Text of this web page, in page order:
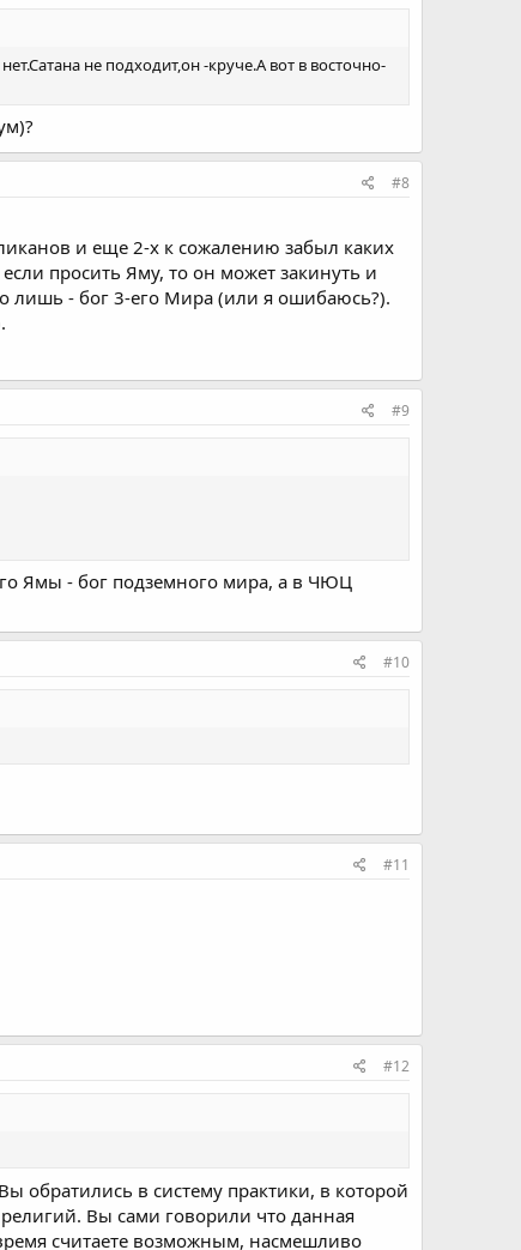
не подходит,он -круче.А вот в восточно-
#8
и еще 2-х к сожалению забыл каких
просить Яму, то он может закинуть и
лишь - бог 3-его Мира (или я ошибаюсь?).
#9
Ямы - бог подземного мира, а в ЧЮЦ
#10
#11
#12
обратились в систему практики, в которой
Вы сами говорили что данная
считаете возможным, насмешливо